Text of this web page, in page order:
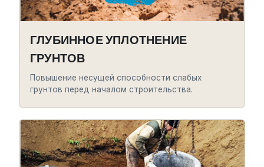
ГЛУБИННОЕ УПЛОТНЕНИЕ
ГРУНТОВ
Повышение несущей способности слабых
грунтов перед началом строительства.